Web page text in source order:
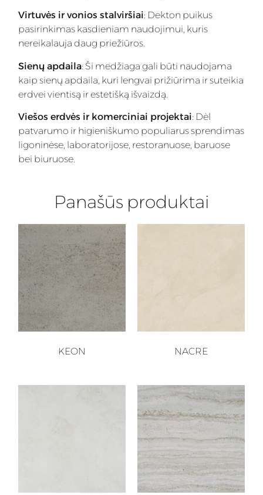
Virtuvės ir vonios stalviršiai: Dekton puikus
pasirinkimas kasdieniam naudojimui, kuris
nereikalauja daug priežiūros.
Sienų apdaila: Ši medžiaga gali būti naudojama
kaip sienų apdaila, kuri lengvai prižiūrima ir suteikia
erdvei vientisą ir estetišką išvaizdą.
Viešos erdvės ir komerciniai projektai: Dėl
patvarumo ir higieniškumo populiarus sprendimas
ligoninėse, laboratorijose, restoranuose, baruose
bei biuruose.
Panašūs produktai
KEON NACRE